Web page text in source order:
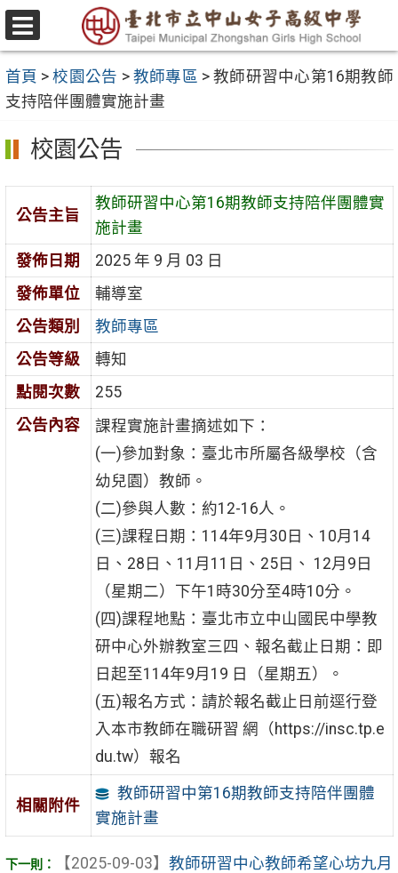
跳
至
要
內
容
區
選
單
首頁 >校園公告 > 教師專區 >教師研習中心第16期教師
支持陪伴團體實施計畫
校園公告
公告主旨
教師研習中心第16期教師支持陪伴團體實
施計畫
發佈日期
2025 年 9 月 03 日
發佈單位
輔導室
公告類別
教師專區
公告等級
轉知
點閱次數
255
公告內容
課程實施計畫摘述如下：
(一)參加對象：臺北市所屬各級學校（含
幼兒園）教師。
(二)參與人數：約12-16人。
(三)課程日期：114年9月30日、10月14
日、28日、11月11日、25日、 12月9日
（星期二）下午1時30分至4時10分。
(四)課程地點：臺北市立中山國民中學教
研中心外辦教室三四、報名截止日期：即
日起至114年9月19 日（星期五）。
(五)報名方式：請於報名截止日前逕行登
入本市教師在職研習 網（https://insc.tp.e
du.tw）報名
相關附件
教師研習中第16期教師支持陪伴團體
實施計畫
【2025-09-03】 教師研習中心教師希望心坊九月